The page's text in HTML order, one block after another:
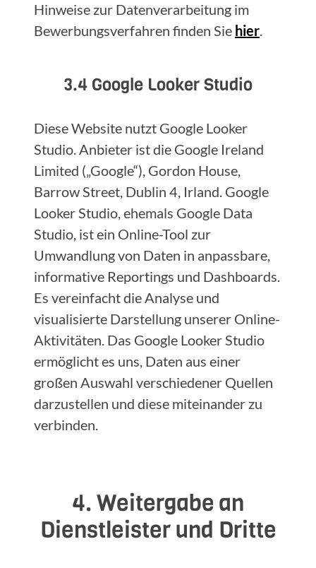
Hinweise zur Datenverarbeitung im
Bewerbungsverfahren finden Sie hier.
3.4 Google Looker Studio
Diese Website nutzt Google Looker
Studio. Anbieter ist die Google Ireland
Limited („Google“), Gordon House,
Barrow Street, Dublin 4, Irland. Google
Looker Studio, ehemals Google Data
Studio, ist ein Online-Tool zur
Umwandlung von Daten in anpassbare,
informative Reportings und Dashboards.
Es vereinfacht die Analyse und
visualisierte Darstellung unserer Online-
Aktivitäten. Das Google Looker Studio
ermöglicht es uns, Daten aus einer
großen Auswahl verschiedener Quellen
darzustellen und diese miteinander zu
verbinden.
4. Weitergabe an
Dienstleister und Dritte